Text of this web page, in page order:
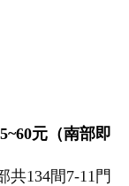
元（南部即
134間7-11門